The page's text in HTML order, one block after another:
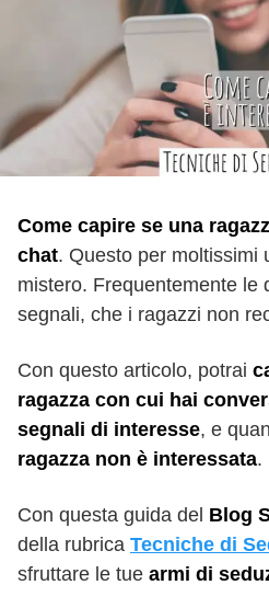
Come capire se una
chat. Questo per moltissimi
mistero. Frequentemente le
segnali, che i ragazzi non
Con questo articolo, potrai
ragazza con cui hai
segnali di interesse, e
ragazza non è interessata.
Con questa guida del Blog
della rubrica Tecniche di
sfruttare le tue armi di